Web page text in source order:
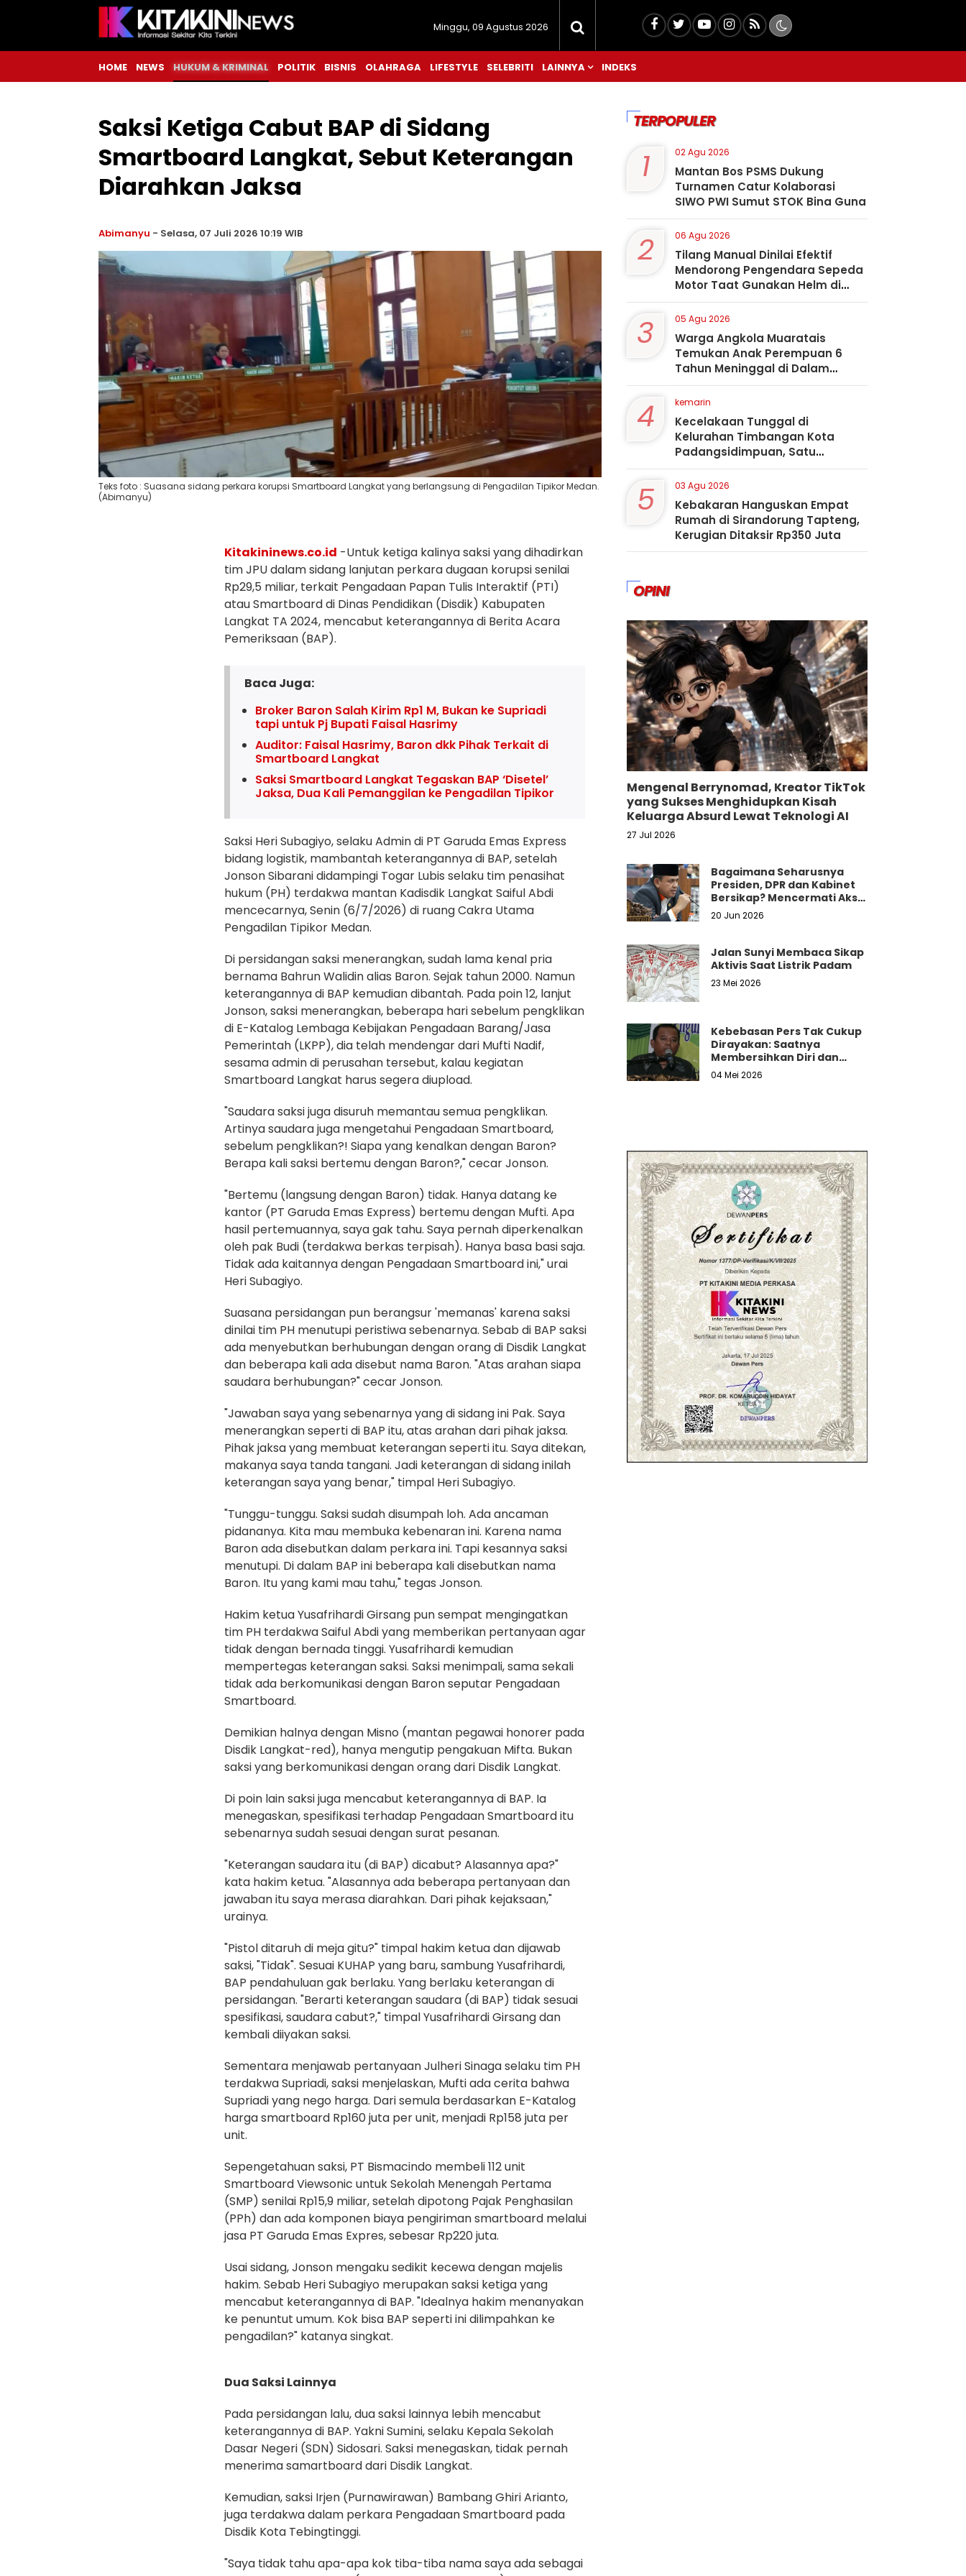
Minggu, 09 Agustus 2026
HOME NEWS HUKUM & KRIMINAL POLITIK BISNIS OLAHRAGA LIFESTYLE SELEBRITI LAINNYA INDEKS
Saksi Ketiga Cabut BAP di Sidang
Smartboard Langkat, Sebut Keterangan
Diarahkan Jaksa
Abimanyu - Selasa, 07 Juli 2026 10:19 WIB
Teks ‎foto : ‎Suasana sidang perkara korupsi Smartboard Langkat yang berlangsung di Pengadilan Tipikor Medan.
(Abimanyu)
Kitakininews.co.id -Untuk ketiga kalinya saksi yang dihadirkan
tim JPU dalam sidang lanjutan perkara dugaan korupsi senilai
Rp29,5 miliar, terkait Pengadaan Papan Tulis Interaktif (PTI)
atau Smartboard di Dinas Pendidikan (Disdik) Kabupaten
Langkat TA 2024, mencabut keterangannya di Berita Acara
Pemeriksaan (BAP).
Baca Juga:
Broker Baron Salah Kirim Rp1 M, Bukan ke Supriadi
tapi untuk Pj Bupati Faisal Hasrimy
Auditor: Faisal Hasrimy, Baron dkk Pihak Terkait di
Smartboard Langkat
Saksi Smartboard Langkat Tegaskan BAP ‘Disetel’
Jaksa, Dua Kali Pemanggilan ke Pengadilan Tipikor
‎Saksi Heri Subagiyo, selaku Admin di PT Garuda Emas Express
bidang logistik, mambantah keterangannya di BAP, setelah
Jonson Sibarani didampingi Togar Lubis selaku tim penasihat
hukum (PH) terdakwa mantan Kadisdik Langkat Saiful Abdi
mencecarnya, Senin (6/7/2026) di ruang Cakra Utama
Pengadilan Tipikor Medan.
‎Di persidangan saksi menerangkan, sudah lama kenal pria
bernama Bahrun Walidin alias Baron. Sejak tahun 2000. Namun
keterangannya di BAP kemudian dibantah. Pada poin 12, lanjut
Jonson, saksi menerangkan, beberapa hari sebelum pengklikan
di E-Katalog Lembaga Kebijakan Pengadaan Barang/Jasa
Pemerintah (LKPP), dia telah mendengar dari Mufti Nadif,
sesama admin di perusahan tersebut, kalau kegiatan
Smartboard Langkat harus segera diupload.
‎"Saudara saksi juga disuruh memantau semua pengklikan.
Artinya saudara juga mengetahui Pengadaan Smartboard,
sebelum pengklikan?! Siapa yang kenalkan dengan Baron?
Berapa kali saksi bertemu dengan Baron?," cecar Jonson.
‎"Bertemu (langsung dengan Baron) tidak. Hanya datang ke
kantor (PT Garuda Emas Express) bertemu dengan Mufti. Apa
hasil pertemuannya, saya gak tahu. Saya pernah diperkenalkan
oleh pak Budi (terdakwa berkas terpisah). Hanya basa basi saja.
Tidak ada kaitannya dengan Pengadaan Smartboard ini," urai
Heri Subagiyo.
‎Suasana persidangan pun berangsur 'memanas' karena saksi
dinilai tim PH menutupi peristiwa sebenarnya. Sebab di BAP saksi
ada menyebutkan berhubungan dengan orang di Disdik Langkat
dan beberapa kali ada disebut nama Baron. "Atas arahan siapa
saudara berhubungan?" cecar Jonson.
"Jawaban saya yang sebenarnya yang di sidang ini Pak. Saya
menerangkan seperti di BAP itu, atas arahan dari pihak jaksa.
Pihak jaksa yang membuat keterangan seperti itu. Saya ditekan,
makanya saya tanda tangani. Jadi keterangan di sidang inilah
keterangan saya yang benar," timpal Heri Subagiyo.
‎"Tunggu-tunggu. Saksi sudah disumpah loh. Ada ancaman
pidananya. Kita mau membuka kebenaran ini. Karena nama
Baron ada disebutkan dalam perkara ini. Tapi kesannya saksi
menutupi. Di dalam BAP ini beberapa kali disebutkan nama
Baron. Itu yang kami mau tahu," tegas Jonson.
‎Hakim ketua Yusafrihardi Girsang pun sempat mengingatkan
tim PH terdakwa Saiful Abdi yang memberikan pertanyaan agar
tidak dengan bernada tinggi. Yusafrihardi kemudian
mempertegas keterangan saksi. Saksi menimpali, sama sekali
tidak ada berkomunikasi dengan Baron seputar Pengadaan
Smartboard.
‎Demikian halnya dengan Misno (mantan pegawai honorer pada
Disdik Langkat-red), hanya mengutip pengakuan Mifta. Bukan
saksi yang berkomunikasi dengan orang dari Disdik Langkat.
‎Di poin lain saksi juga mencabut keterangannya di BAP. Ia
menegaskan, spesifikasi terhadap Pengadaan Smartboard itu
sebenarnya sudah sesuai dengan surat pesanan.
‎"Keterangan saudara itu (di BAP) dicabut? Alasannya apa?"
kata hakim ketua. "Alasannya ada beberapa pertanyaan dan
jawaban itu saya merasa diarahkan. Dari pihak kejaksaan,"
urainya.
‎"Pistol ditaruh di meja gitu?" timpal hakim ketua dan dijawab
saksi, "Tidak". Sesuai KUHAP yang baru, sambung Yusafrihardi,
BAP pendahuluan gak berlaku. Yang berlaku keterangan di
persidangan. "Berarti keterangan saudara (di BAP) tidak sesuai
spesifikasi, saudara cabut?," timpal Yusafrihardi Girsang dan
kembali diiyakan saksi.
‎Sementara menjawab pertanyaan Julheri Sinaga selaku tim PH
terdakwa Supriadi, saksi menjelaskan, Mufti ada cerita bahwa
Supriadi yang nego harga. Dari semula berdasarkan E-Katalog
harga smartboard Rp160 juta per unit, menjadi Rp158 juta per
unit.
‎Sepengetahuan saksi, PT Bismacindo membeli 112 unit
Smartboard Viewsonic untuk Sekolah Menengah Pertama
(SMP) senilai Rp15,9 miliar, setelah dipotong Pajak Penghasilan
(PPh) dan ada komponen biaya pengiriman smartboard melalui
jasa PT Garuda Emas Expres, sebesar Rp220 juta.
‎Usai sidang, Jonson mengaku sedikit kecewa dengan majelis
hakim. Sebab Heri Subagiyo merupakan saksi ketiga yang
mencabut keterangannya di BAP. "Idealnya hakim menanyakan
ke penuntut umum. Kok bisa BAP seperti ini dilimpahkan ke
pengadilan?" katanya singkat.
‎Dua Saksi Lainnya
‎Pada persidangan lalu, dua saksi lainnya lebih mencabut
keterangannya di BAP. Yakni Sumini, selaku Kepala Sekolah
Dasar Negeri (SDN) Sidosari. Saksi menegaskan, tidak pernah
menerima samartboard dari Disdik Langkat.
‎Kemudian, saksi Irjen (Purnawirawan) Bambang Ghiri Arianto,
juga terdakwa dalam perkara Pengadaan Smartboard pada
Disdik Kota Tebingtinggi.
‎"Saya tidak tahu apa-apa kok tiba-tiba nama saya ada sebagai
TERPOPULER
1 02 Agu 2026
Mantan Bos PSMS Dukung
Turnamen Catur Kolaborasi
SIWO PWI Sumut STOK Bina Guna
2 06 Agu 2026
Tilang Manual Dinilai Efektif
Mendorong Pengendara Sepeda
Motor Taat Gunakan Helm di
Kota Padangsidimpuan
3 05 Agu 2026
Warga Angkola Muaratais
Temukan Anak Perempuan 6
Tahun Meninggal di Dalam
Sumur
4 kemarin
Kecelakaan Tunggal di
Kelurahan Timbangan Kota
Padangsidimpuan, Satu
Penumpang Tewas
5 03 Agu 2026
Kebakaran Hanguskan Empat
Rumah di Sirandorung Tapteng,
Kerugian Ditaksir Rp350 Juta
OPINI
Mengenal Berrynomad, Kreator TikTok
yang Sukses Menghidupkan Kisah
Keluarga Absurd Lewat Teknologi AI
27 Jul 2026
Bagaimana Seharusnya
Presiden, DPR dan Kabinet
Bersikap? Mencermati Aksi
Damai Mahasiswa dan
20 Jun 2026
Jalan Sunyi Membaca Sikap
Aktivis Saat Listrik Padam
23 Mei 2026
Kebebasan Pers Tak Cukup
Dirayakan: Saatnya
Membersihkan Diri dan
Melawan Tekanan Nyata
04 Mei 2026